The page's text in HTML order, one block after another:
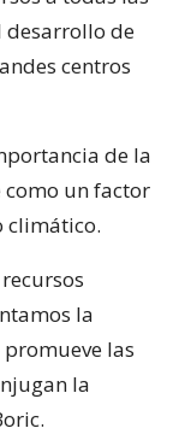
desarrollo de
centros
de la
un factor
climático.
la
promueve las
la